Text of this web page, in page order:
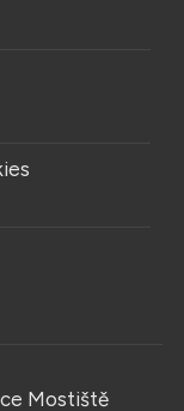
Mostiště